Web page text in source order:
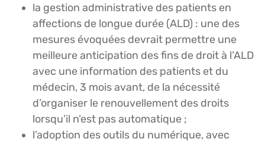
la gestion administrative des patients en
affections de longue durée (ALD) : une des
mesures évoquées devrait permettre une
meilleure anticipation des fins de droit à l’ALD
avec une information des patients et du
médecin, 3 mois avant, de la nécessité
d’organiser le renouvellement des droits
lorsqu’il n’est pas automatique ;
l’adoption des outils du numérique, avec